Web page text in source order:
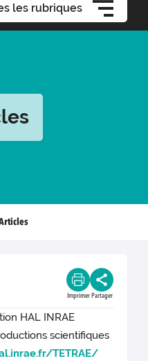
les rubriques
Imprimer Partager
HAL INRAE
scientifiques
TETRAE/